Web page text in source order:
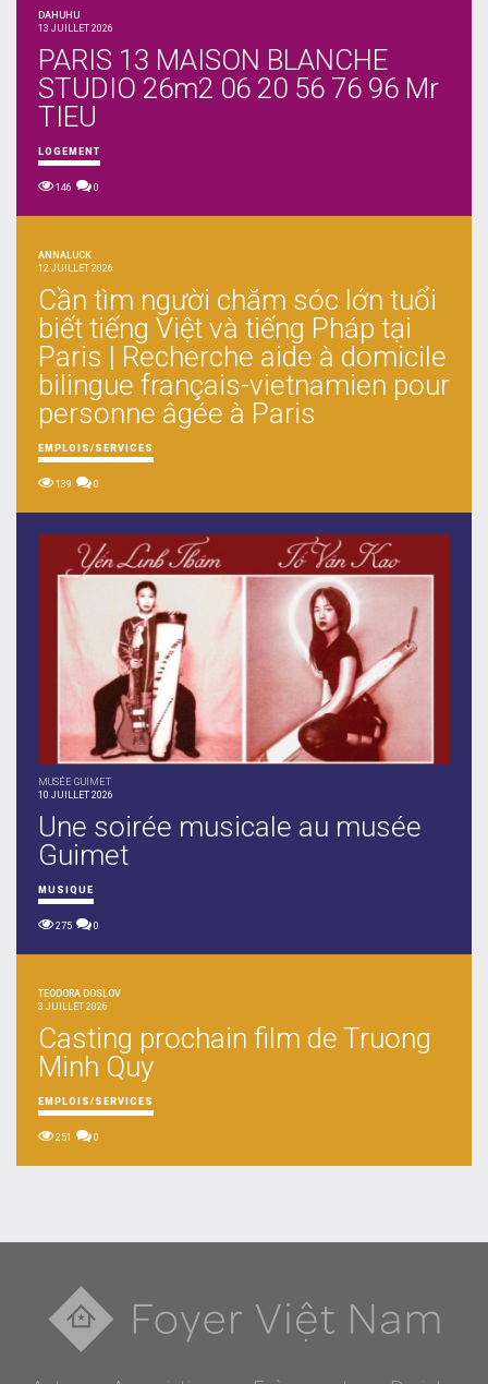
DAHUHU
13 JUILLET 2026
PARIS 13 MAISON BLANCHE
STUDIO 26m2 06 20 56 76 96 Mr
TIEU
LOGEMENT
146 0
ANNALUCK
12 JUILLET 2026
Cần tìm người chăm sóc lớn tuổi
biết tiếng Việt và tiếng Pháp tại
Paris | Recherche aide à domicile
bilingue français-vietnamien pour
personne âgée à Paris
EMPLOIS/SERVICES
139 0
MUSÉE GUIMET
10 JUILLET 2026
Une soirée musicale au musée
Guimet
MUSIQUE
275 0
TEODORA DOSLOV
3 JUILLET 2026
Casting prochain film de Truong
Minh Quy
EMPLOIS/SERVICES
251 0